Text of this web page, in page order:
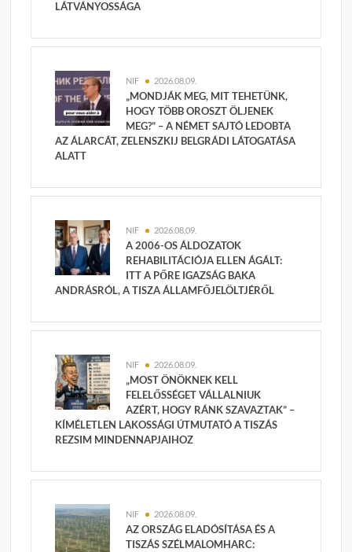
LÁTVÁNYOSSÁGA
NIF 2026.08.09.
„MONDJÁK MEG, MIT TEHETÜNK,
HOGY TÖBB OROSZT ÖLJENEK
MEG?” – A NÉMET SAJTÓ LEDOBTA
AZ ÁLARCÁT, ZELENSZKIJ BELGRÁDI LÁTOGATÁSA
ALATT
NIF 2026.08.09.
A 2006-OS ÁLDOZATOK
REHABILITÁCIÓJA ELLEN ÁGÁLT:
ITT A PŐRE IGAZSÁG BAKA
ANDRÁSRÓL, A TISZA ÁLLAMFŐJELÖLTJÉRŐL
NIF 2026.08.09.
„MOST ÖNÖKNEK KELL
FELELŐSSÉGET VÁLLALNIUK
AZÉRT, HOGY RÁNK SZAVAZTAK” –
KÍMÉLETLEN LAKOSSÁGI ÚTMUTATÓ A TISZÁS
REZSIM MINDENNAPJAIHOZ
NIF 2026.08.09.
AZ ORSZÁG ELADÓSÍTÁSA ÉS A
TISZÁS SZÉLMALOMHARC: